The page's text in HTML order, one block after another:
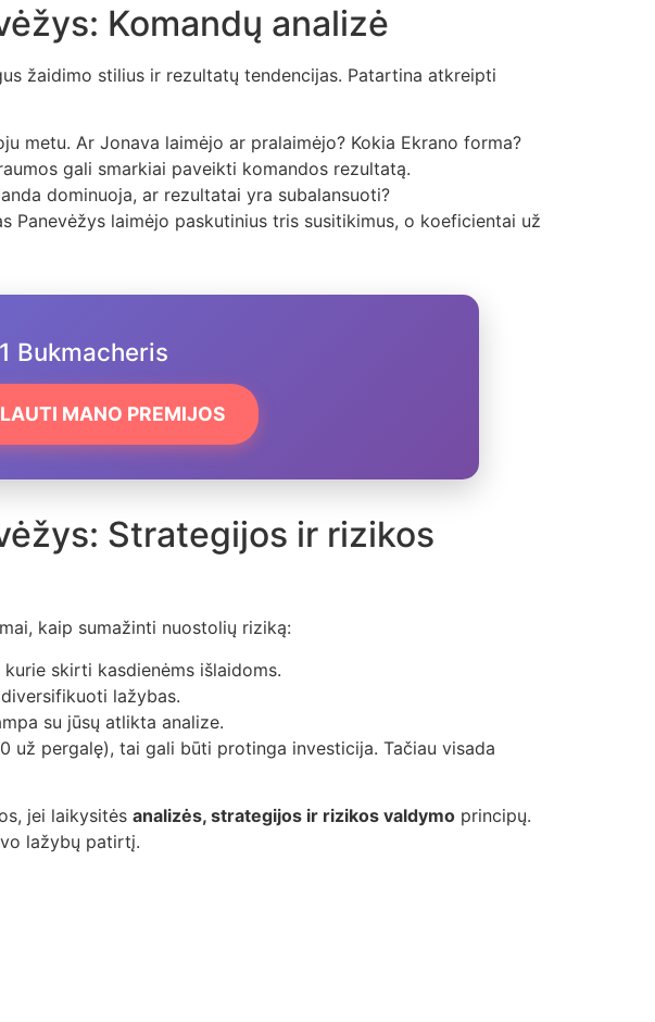
Komandų analizė
žaidimo stilius ir rezultatų tendencijas. Patartina atkreipti
metu. Ar Jonava laimėjo ar pralaimėjo? Kokia Ekrano forma?
gali smarkiai paveikti komandos rezultatą.
dominuoja, ar rezultatai yra subalansuoti?
Panevėžys laimėjo paskutinius tris susitikimus, o koeficientai už
Bukmacheris
MANO PREMIJOS
Strategijos ir rizikos
kaip sumažinti nuostolių riziką:
skirti kasdienėms išlaidoms.
lažybas.
su jūsų atlikta analize.
pergalę), tai gali būti protinga investicija. Tačiau visada
jei laikysitės analizės, strategijos ir rizikos valdymo principų.
lažybų patirtį.